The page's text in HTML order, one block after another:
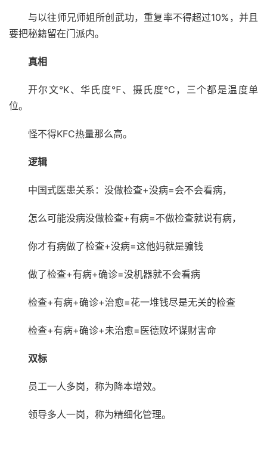
与以往师兄师姐所创武功，重复率不得超过10%，并且
要把秘籍留在门派内。
真相
开尔文°K、华氏度℉、摄氏度℃，三个都是温度单
位。
怪不得KFC热量那么高。
逻辑
中国式医患关系：没做检查+没病=会不会看病，
怎么可能没病没做检查+有病=不做检查就说有病，
你才有病做了检查+没病=这他妈就是骗钱
做了检查+有病+确诊=没机器就不会看病
检查+有病+确诊+治愈=花一堆钱尽是无关的检查
检查+有病+确诊+未治愈=医德败坏谋财害命
双标
员工一人多岗，称为降本增效。
领导多人一岗，称为精细化管理。